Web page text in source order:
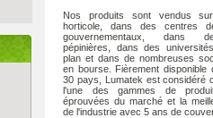
Nos produits sont vendus
horticole, dans des centres
gouvernementaux, dans
pépinières, dans des
plan et dans de nombreuses
en bourse. Fièrement disponible
30 pays, Lumatek est considéré
l'une des gammes de
éprouvées du marché et la
de l'industrie avec 5 ans de